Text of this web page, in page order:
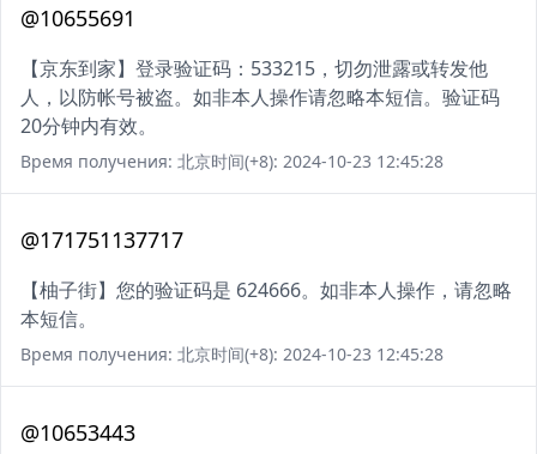
@10655691
【京东到家】登录验证码：533215，切勿泄露或转发他
人，以防帐号被盗。如非本人操作请忽略本短信。验证码
20分钟内有效。
Время получения: 北京时间(+8): 2024-10-23 12:45:28
@171751137717
【柚子街】您的验证码是 624666。如非本人操作，请忽略
本短信。
Время получения: 北京时间(+8): 2024-10-23 12:45:28
@10653443